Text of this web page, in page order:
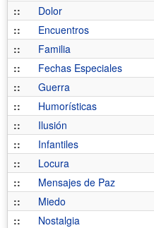
::
Dolor
::
Encuentros
::
Familia
::
Fechas Especiales
::
Guerra
::
Humorísticas
::
Ilusión
::
Infantiles
::
Locura
::
Mensajes de Paz
::
Miedo
::
Nostalgia